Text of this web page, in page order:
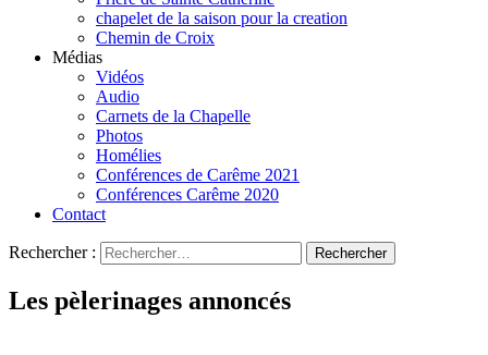
chapelet de la saison pour la creation
Chemin de Croix
Médias
Vidéos
Audio
Carnets de la Chapelle
Photos
Homélies
Conférences de Carême 2021
Conférences Carême 2020
Contact
Rechercher :
Les pèlerinages annoncés